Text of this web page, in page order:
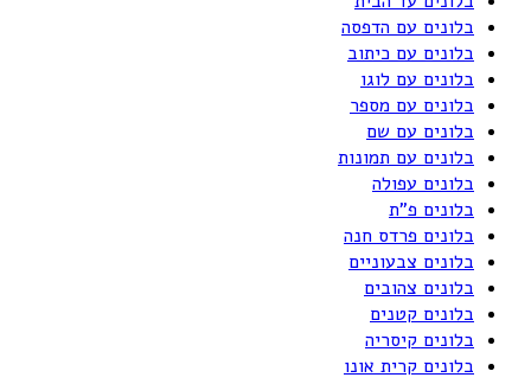
בלונים עם הדפסה
בלונים עם כיתוב
בלונים עם לוגו
בלונים עם מספר
בלונים עם שם
בלונים עם תמונות
בלונים עפולה
בלונים פ"ת
בלונים פרדס חנה
בלונים צבעוניים
בלונים צהובים
בלונים קטנים
בלונים קיסריה
בלונים קרית אונו